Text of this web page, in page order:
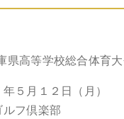
高等学校総合体育
５月１２日（月）
フ倶楽部